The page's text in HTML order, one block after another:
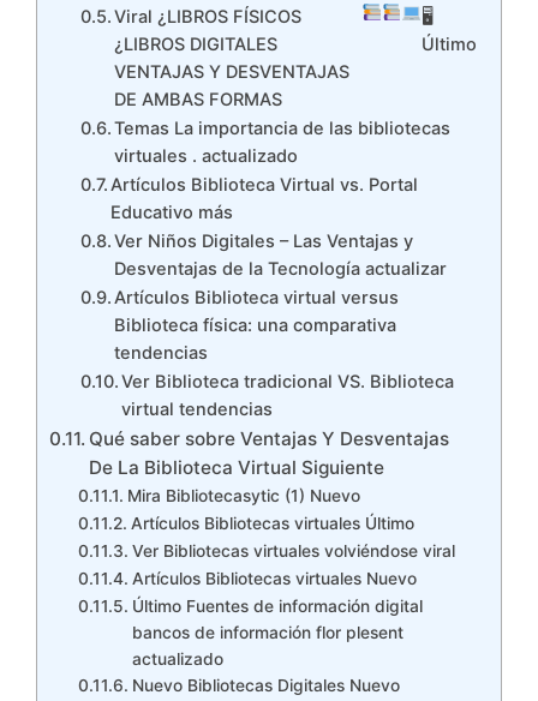
Viral ¿LIBROS FÍSICOS
¿LIBROS DIGITALES
VENTAJAS Y DESVENTAJAS
DE AMBAS FORMAS
🖥
Último
Temas La importancia de las bibliotecas
virtuales . actualizado
Artículos Biblioteca Virtual vs. Portal
Educativo más
Ver Niños Digitales – Las Ventajas y
Desventajas de la Tecnología actualizar
Artículos Biblioteca virtual versus
Biblioteca física: una comparativa
tendencias
Ver Biblioteca tradicional VS. Biblioteca
virtual tendencias
Qué saber sobre Ventajas Y Desventajas
De La Biblioteca Virtual Siguiente
Mira Bibliotecasytic (1) Nuevo
Artículos Bibliotecas virtuales Último
Ver Bibliotecas virtuales volviéndose viral
Artículos Bibliotecas virtuales Nuevo
Último Fuentes de información digital
bancos de información flor plesent
actualizado
Nuevo Bibliotecas Digitales Nuevo